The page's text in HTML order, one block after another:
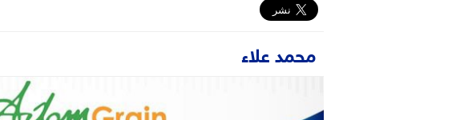
محمد علاء